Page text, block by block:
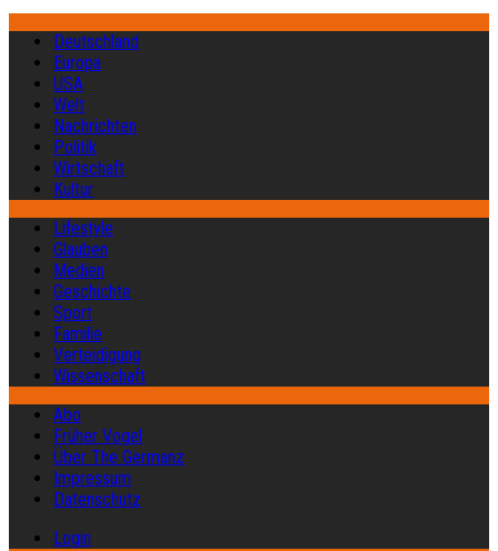
Deutschland
Europa
USA
Welt
Nachrichten
Politik
Wirtschaft
Kultur
Lifestyle
Glauben
Medien
Geschichte
Sport
Familie
Verteidigung
Wissenschaft
Abo
Früher Vogel
Über The Germanz
Impressum
Datenschutz
Login